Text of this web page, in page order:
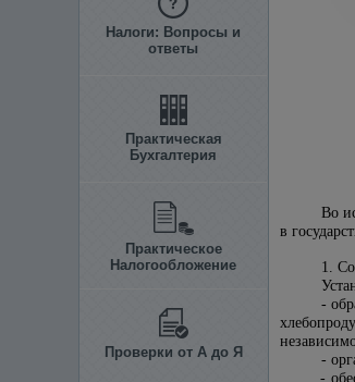
Налоги: Вопросы и
ответы
Практическая
Бухгалтерия
Практическое
Налогообложение
Проверки от А до Я
Во
в
1.
-
-
-